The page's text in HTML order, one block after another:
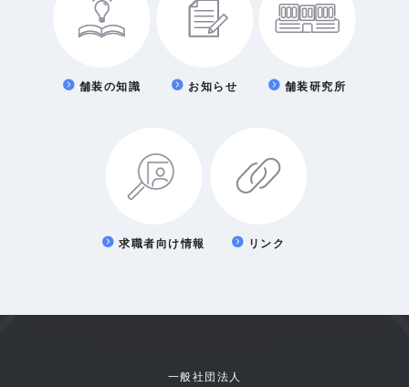
舗装の知識 お知らせ 舗装研究所
求職者向け情報 リンク
一般社団法人